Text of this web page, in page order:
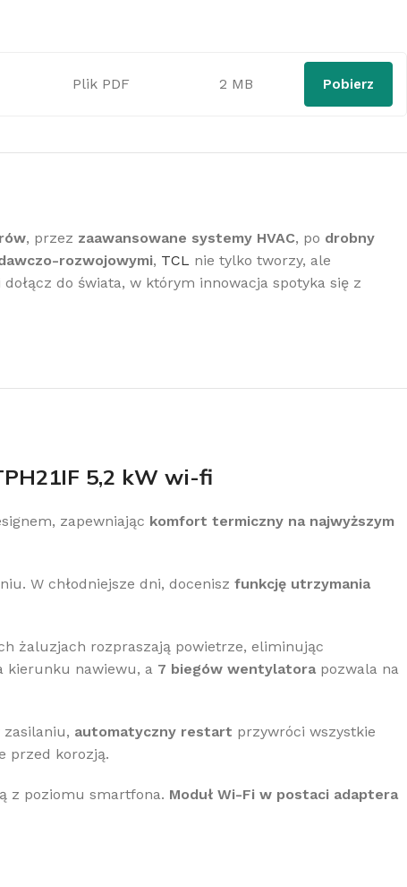
Plik PDF 2 MB Pobierz
, przez zaawansowane systemy HVAC, po drobny
rozwojowymi, TCL nie tylko tworzy, ale
dołącz do świata, w którym innowacja spotyka się z
5,2 kW wi-fi
zapewniając komfort termiczny na najwyższym
W chłodniejsze dni, docenisz funkcję utrzymania
żaluzjach rozpraszają powietrze, eliminując
kierunku nawiewu, a 7 biegów wentylatora pozwala na
automatyczny restart przywróci wszystkie
przed korozją.
z poziomu smartfona. Moduł Wi-Fi w postaci adaptera